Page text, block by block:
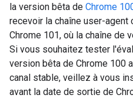
la version bêta de Chrome
recevoir la chaîne user-agent
Chrome 101, où la chaîne de
Si vous souhaitez tester
version bêta de Chrome 100
canal stable, veillez à vous
avant la date de sortie de